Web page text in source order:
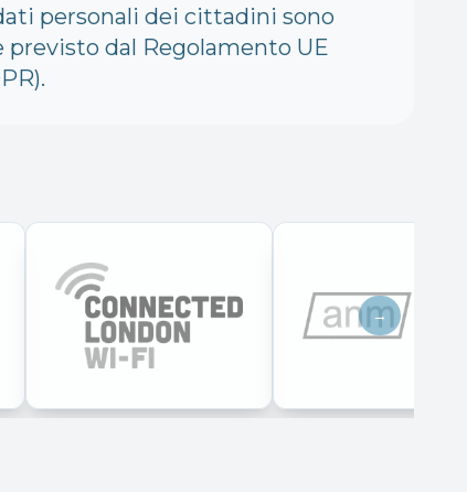
personali dei cittadini sono
previsto dal Regolamento UE
→